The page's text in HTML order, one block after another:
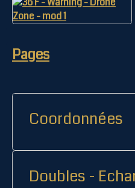
Pages
Coordonnées
Doubles -